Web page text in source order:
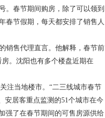
。春节期间购房，除了可以领到
春节假期，每天都安排了销售人
销售代理直言。他解释，春节前
。沈阳也有多个楼盘近期在
注当地楼市。“二三线城市春节
安居客重点监测的51个城市在今
强了在春节期间的可售房源供给